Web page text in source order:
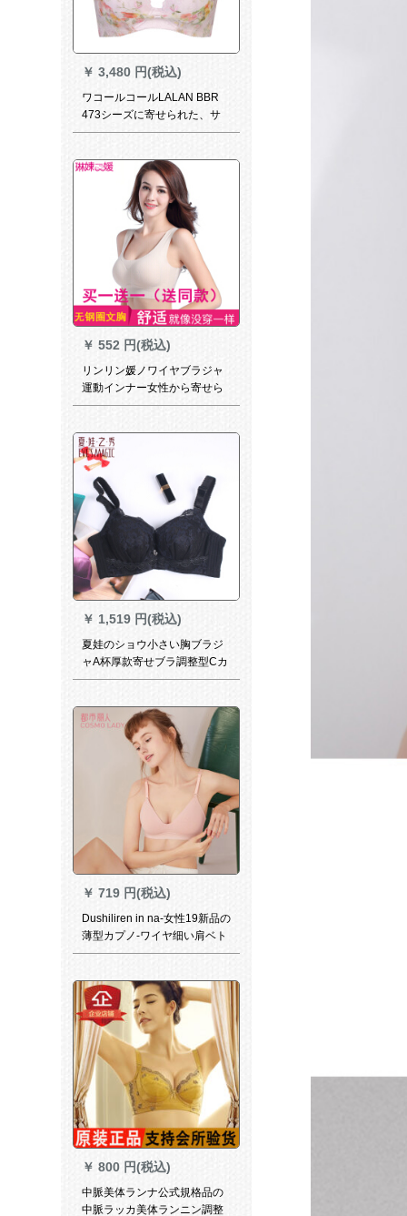
￥ 3,480 円(税込)
ワコールコールLALAN BBR
473シーズに寄せられた、サ
ラブトラクターを収录しま
￥ 552 円(税込)
リンリン媛ノワイヤブラジャ
運動インナー女性から寄せら
れた薄いベト形が見られま
レンナバー肌色+灰色XL(80 C-
85 D)
￥ 1,519 円(税込)
夏娃のショウ小さい胸ブラジ
ャA杯厚款寄せブラ調整型Cカ
プ軽めめイナー3650黒75
￥ 719 円(税込)
Dushiliren in na-女性19新品の
薄型カプノ-ワイヤ细い肩ベト
の軽い感じはシリズの光面ト
少女ブラジャ-2 B 9221裸ピン
クM(75 A/B/C)
￥ 800 円(税込)
中脈美体ランナ公式規格品の
中脈ラッカ美体ランニン調整